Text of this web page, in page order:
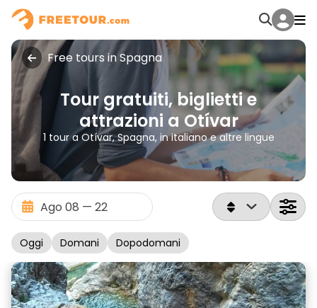
Free tours in Spagna
Tour gratuiti, biglietti e
attrazioni a Otívar
1 tour a Otívar, Spagna, in italiano e altre lingue
Oggi Domani Dopodomani